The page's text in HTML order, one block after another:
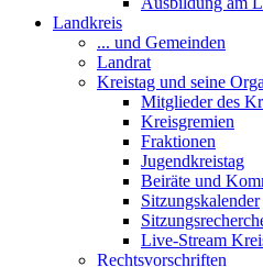
Landkreis
... und Gemeinden
Landrat
Kreistag und seine
Mitglieder des
Kreisgremien
Fraktionen
Jugendkreistag
Beiräte und
Sitzungskalender
Live-Stream
Rechtsvorschriften